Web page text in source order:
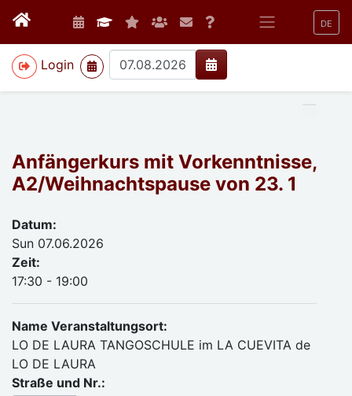
DE
Login
>
Anfängerkurs mit Vorkenntnisse,
A2/Weihnachtspause von 23. 1
Datum:
Sun 07.06.2026
Zeit:
17:30 - 19:00
Name Veranstaltungsort:
LO DE LAURA TANGOSCHULE im LA CUEVITA de
LO DE LAURA
Straße und Nr.: